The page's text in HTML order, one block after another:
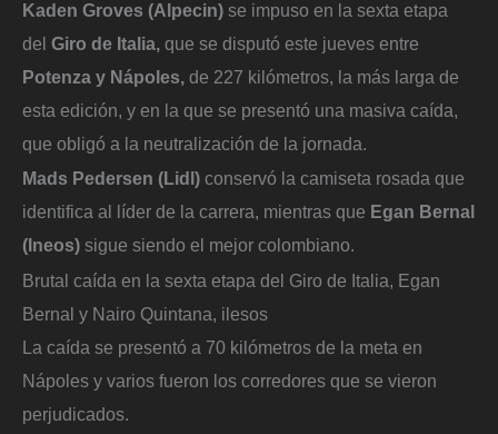
Kaden Groves (Alpecin) se impuso en la sexta etapa
del Giro de Italia, que se disputó este jueves entre
Potenza y Nápoles, de 227 kilómetros, la más larga de
esta edición, y en la que se presentó una masiva caída,
que obligó a la neutralización de la jornada.
Mads Pedersen (Lidl) conservó la camiseta rosada que
identifica al líder de la carrera, mientras que Egan Bernal
(Ineos) sigue siendo el mejor colombiano.
Brutal caída en la sexta etapa del Giro de Italia, Egan
Bernal y Nairo Quintana, ilesos
La caída se presentó a 70 kilómetros de la meta en
Nápoles y varios fueron los corredores que se vieron
perjudicados.